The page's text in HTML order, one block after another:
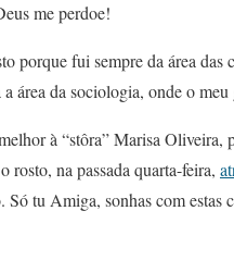
me perdoe!
porque fui sempre da área das
área da sociologia, onde o
à “stôra” Marisa Oliveira,
rosto, na passada quarta-feira,
tu Amiga, sonhas com estas